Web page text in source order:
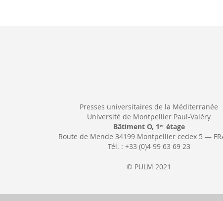
Presses universitaires de la Méditerranée
Université de Montpellier Paul-Valéry
Bâtiment O, 1 erétage
Route de Mende 34199 Montpellier cedex 5 —
Tél. : +33 (0)4 99 63 69 23
© PULM 2021